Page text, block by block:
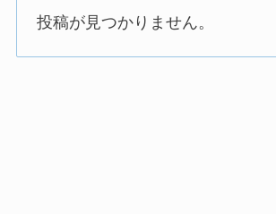
投稿が見つかりません。